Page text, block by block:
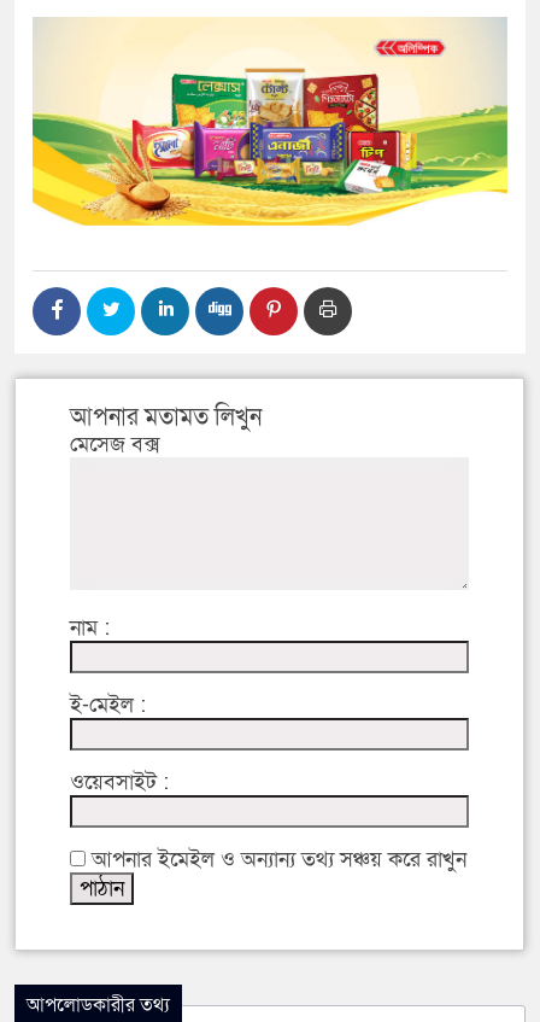
আপনার মতামত লিখুন
মেসেজ বক্স
নাম :
ই-মেইল :
ওয়েবসাইট :
আপনার ইমেইল ও অন্যান্য তথ্য সঞ্চয় করে রাখুন
আপলোডকারীর তথ্য